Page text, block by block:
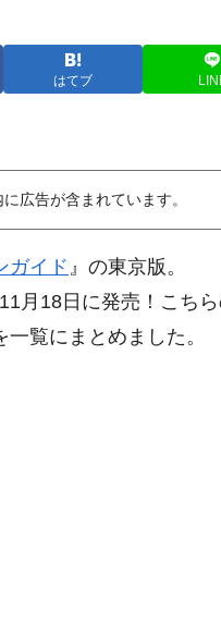
はてブ
広告が含まれています。
ガイド 』の東京版。
月18日に発売！こち
一覧にまとめました。